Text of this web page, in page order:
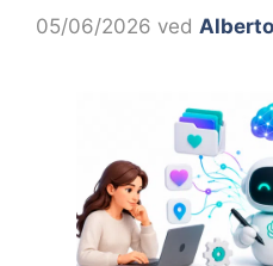
05/06/2026 ved